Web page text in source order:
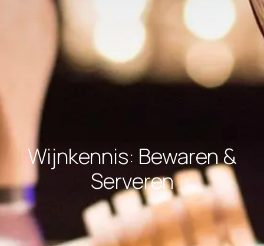
Wijnkennis: Bewaren &
Serveren